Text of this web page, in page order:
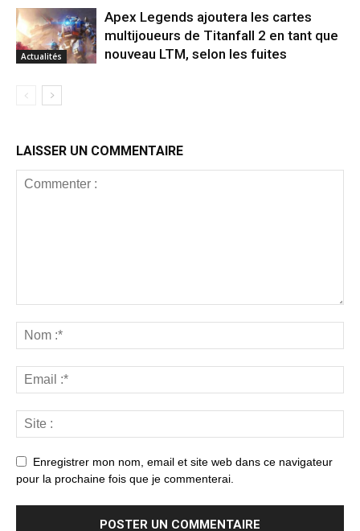
Actualités
Apex Legends ajoutera les cartes
multijoueurs de Titanfall 2 en tant que
nouveau LTM, selon les fuites
LAISSER UN COMMENTAIRE
Enregistrer mon nom, email et site web dans ce navigateur
pour la prochaine fois que je commenterai.